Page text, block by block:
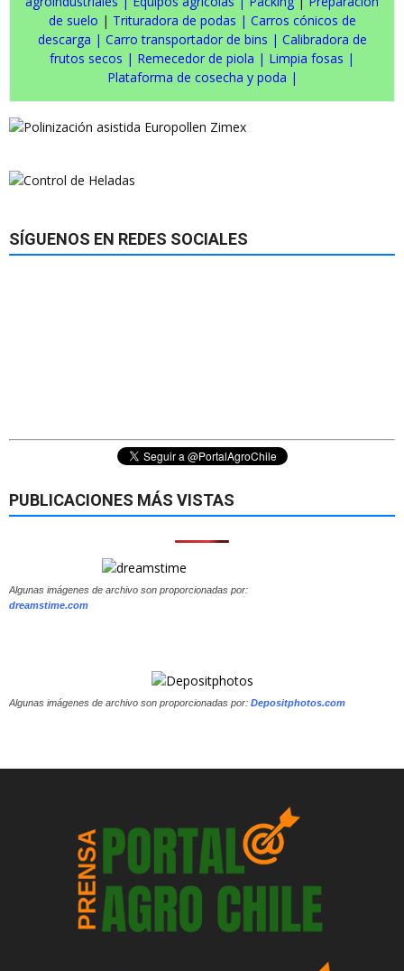
de suelo | Trituradora de podas | Carros cónicos de
descarga | Carro transportador de bins | Calibradora de
frutos secos | Remecedor de piola | Limpia fosas |
Plataforma de cosecha y poda |
SÍGUENOS EN REDES SOCIALES
PUBLICACIONES MÁS VISTAS
Algunas imágenes de archivo son proporcionadas por:
dreamstime.com
Algunas imágenes de archivo son proporcionadas por: Depositphotos.com